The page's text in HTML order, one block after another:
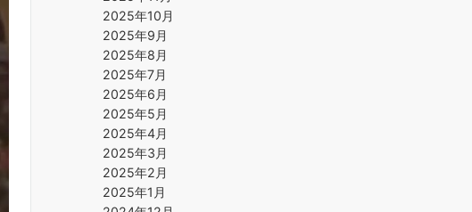
2025年10月
2025年9月
2025年8月
2025年7月
2025年6月
2025年5月
2025年4月
2025年3月
2025年2月
2025年1月